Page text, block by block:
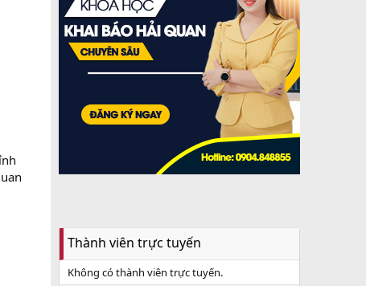
Thành viên trực tuyến
Không có thành viên trực tuyến.